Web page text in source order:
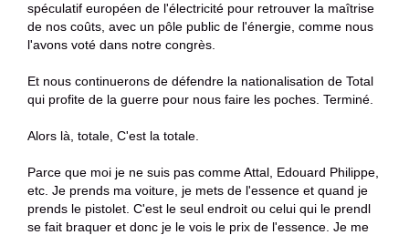
spéculatif européen de l'électricité pour retrouver la maîtrise
de nos coûts, avec un pôle public de l'énergie, comme nous
l'avons voté dans notre congrès.
Et nous continuerons de défendre la nationalisation de Total
qui profite de la guerre pour nous faire les poches. Terminé.
Alors là, totale, C'est la totale.
Parce que moi je ne suis pas comme Attal, Edouard Philippe,
etc. Je prends ma voiture, je mets de l'essence et quand je
prends le pistolet. C'est le seul endroit ou celui qui le prendl
se fait braquer et donc je le vois le prix de l'essence. Je me